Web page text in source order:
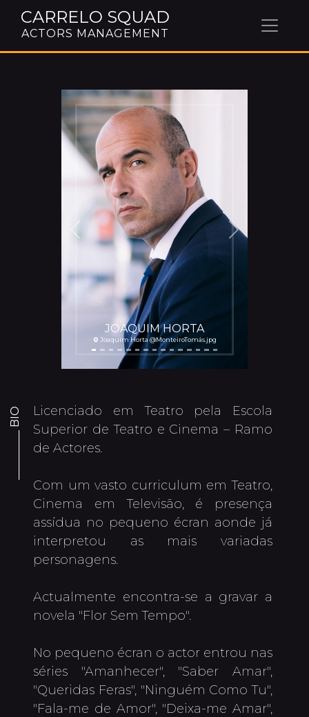
CARRELO SQUAD
ACTORS MANAGEMENT
© Joaquim Horta @MonteiroTomás.jpg
JOAQUIM HORTA
Previous Next
_________ BIO
Licenciado em Teatro pela Escola
Superior de Teatro e Cinema – Ramo
de Actores.
Com um vasto curriculum em Teatro,
Cinema em Televisão, é presença
assídua no pequeno écran aonde já
interpretou as mais variadas
personagens.
Actualmente encontra-se a gravar a
novela "Flor Sem Tempo".
No pequeno écran o actor entrou nas
séries "Amanhecer", "Saber Amar",
"Queridas Feras", "Ninguém Como Tu",
"Fala-me de Amor", "Deixa-me Amar",